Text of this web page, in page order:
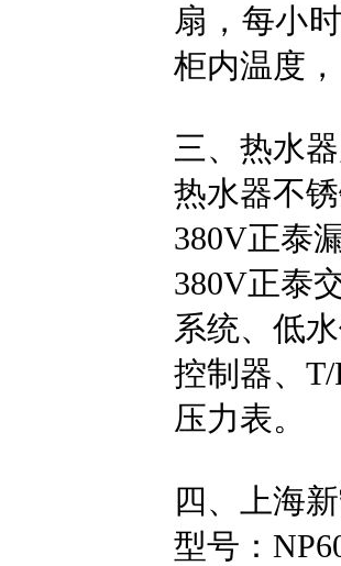
扇，每小
柜内温度
三、热水
热水器不
380V正泰
380V正泰
系统、低
控制器、
压力表。
四、上海
型号：